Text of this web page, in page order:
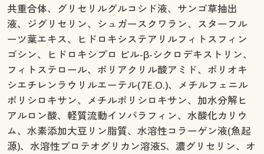
共重合体、グリセリルグルコシド液、サンゴ草抽出
液、ジグリセリン、シュガースクワラン、スターフル
ーツ葉エキス、ヒドロキシステアリルフィトスフィン
ゴシン、ヒドロキシプロ ピル-β-シクロデキストリン、
フィトステロール、ポリアクリル酸アミド、ポリオキ
シエチレンラウリルエーテル(7E.O.)、メチルフェニル
ポリシロキサン、メチルポリシロキサン、加水分解ヒ
アルロン酸、軽質流動イソパラフィン、水酸化カリウ
ム、水素添加大豆リン脂質、水溶性コラーゲン液(魚起
源)、水溶性プロテオグリカン溶液S、濃グリセリン、オ